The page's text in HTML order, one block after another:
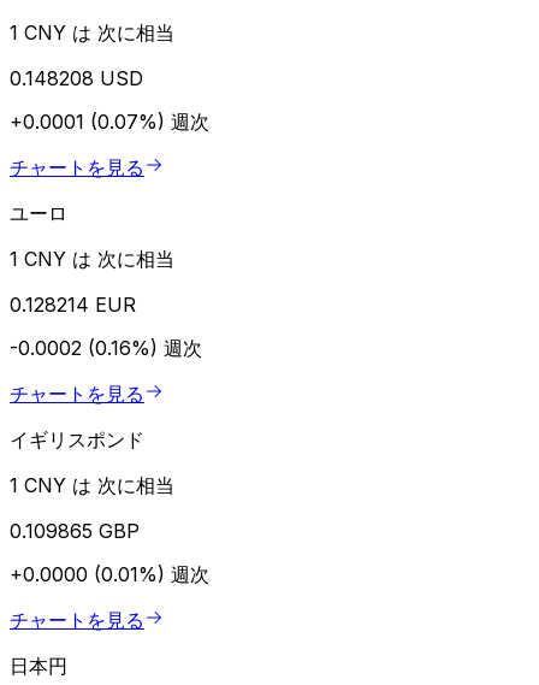
1 CNY は 次に相当
0.148208 USD
+0.0001 (0.07%) 週次
チャートを見る
ユーロ
1 CNY は 次に相当
0.128214 EUR
-0.0002 (0.16%) 週次
チャートを見る
イギリスポンド
1 CNY は 次に相当
0.109865 GBP
+0.0000 (0.01%) 週次
チャートを見る
日本円